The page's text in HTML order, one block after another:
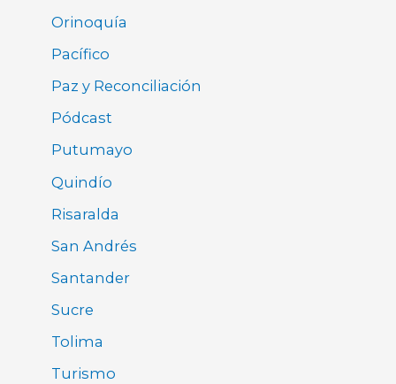
Orinoquía
Pacífico
Paz y Reconciliación
Pódcast
Putumayo
Quindío
Risaralda
San Andrés
Santander
Sucre
Tolima
Turismo